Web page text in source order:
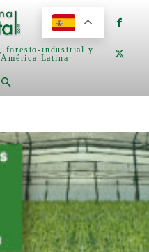
foresto-industrial y
Latina